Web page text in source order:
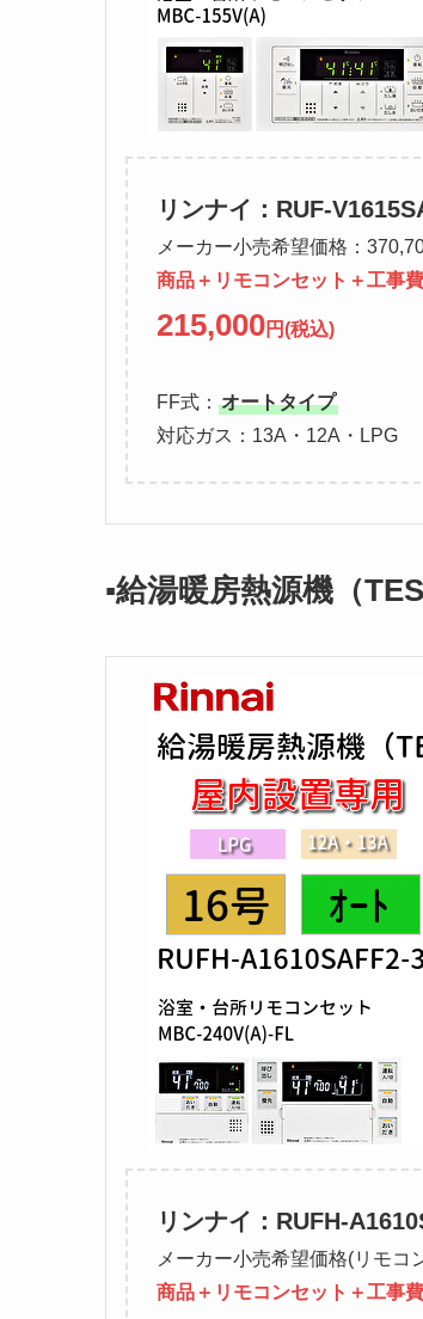
リンナイ：RUF-
メーカー小売希望価格：
商品＋リモコンセット＋工事
215,000円(税込)
FF式： オートタイプ
対応ガス：13A・12A・LPG
▪️給湯暖房熱源機（TES
リンナイ：RUFH-
メーカー小売希望価格(リモコ
商品＋リモコンセット＋工事